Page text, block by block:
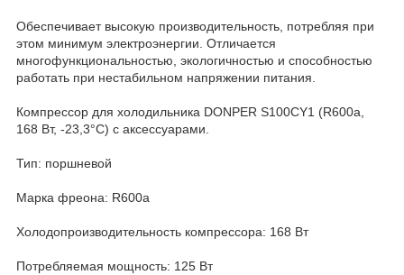
Обеспечивает высокую производительность, потребляя при
этом минимум электроэнергии. Отличается
многофункциональностью, экологичностью и способностью
работать при нестабильном напряжении питания.
Компрессор для холодильника DONPER S100CY1 (R600a,
168 Вт, -23,3°С) с аксессуарами.
Тип: поршневой
Марка фреона: R600a
Холодопроизводительность компрессора: 168 Вт
Потребляемая мощность: 125 Вт